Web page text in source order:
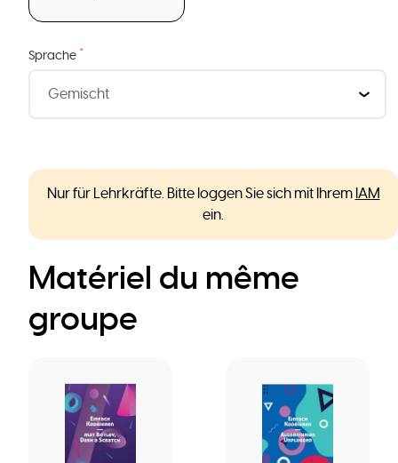
Sprache *
Nur für Lehrkräfte. Bitte loggen Sie sich mit Ihrem IAM
ein.
Matériel du même
groupe